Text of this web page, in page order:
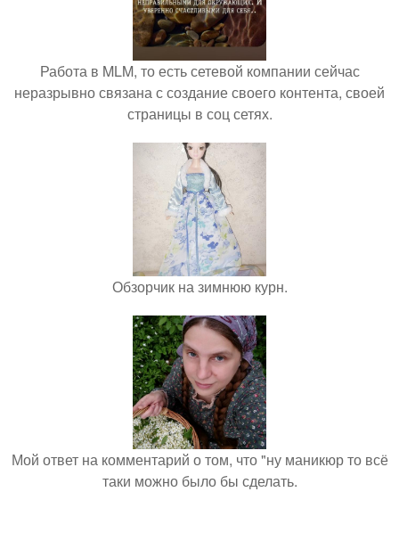
Работа в MLM, то есть сетевой компании сейчас
неразрывно связана с создание своего контента, своей
страницы в соц сетях.
Обзорчик на зимнюю курн.
Мой ответ на комментарий о том, что "ну маникюр то всё
таки можно было бы сделать.